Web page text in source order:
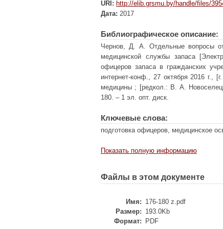
URI: http://elib.grsmu.by/handle/files/
Дата: 2017
Библиографическое описание:
Чернов, Д. А. Отдельные вопросы
медицинской службы запаса
офицеров запаса в гражданских
интернет-конф., 27 октября 2016 г.,
медицины ; [редкол.: В. А.
180. – 1 эл. опт. диск.
Ключевые слова:
подготовка офицеров, медицинское
Показать полную информацию
Файлы в этом документе
Имя: 176-180 z.pdf
Размер: 193.0Kb
Формат:
PDF